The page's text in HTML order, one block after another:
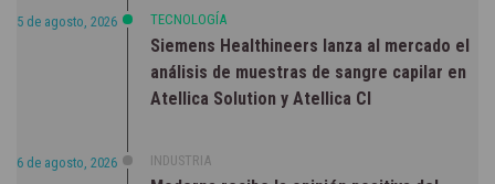
5 de agosto, 2026 TECNOLOGÍA
Siemens Healthineers lanza al mercado el
análisis de muestras de sangre capilar en
Atellica Solution y Atellica CI
6 de agosto, 2026 INDUSTRIA